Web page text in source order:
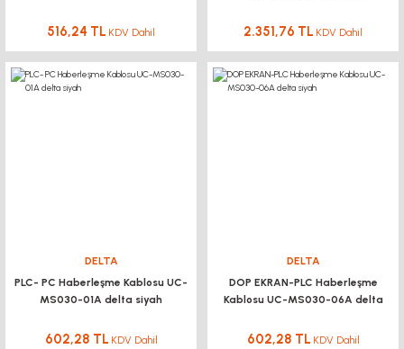
516,24 TL KDV Dahil 2.351,76 TL KDV Dahil
DELTA
PLC- PC Haberleşme Kablosu UC-
MS030-01A delta siyah
602,28 TL KDV Dahil
DELTA
DOP EKRAN-PLC Haberleşme
Kablosu UC-MS030-06A delta
602,28 TL KDV Dahil